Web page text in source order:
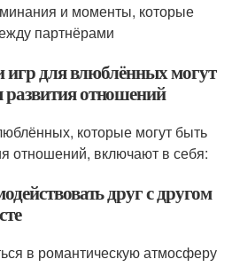
и моменты, которые
партнёрами
игр для влюблённых могут
отношений
которые могут быть
отношений, включают в себя:
друг с другом
в романтическую атмосферу